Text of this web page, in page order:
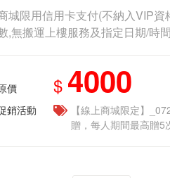
城限用信用卡支付(不納入VIP
,無搬運上樓服務及指定日期/時
價 $ 4000
銷活動
【線上商城限定】
贈，每人期間最高贈5